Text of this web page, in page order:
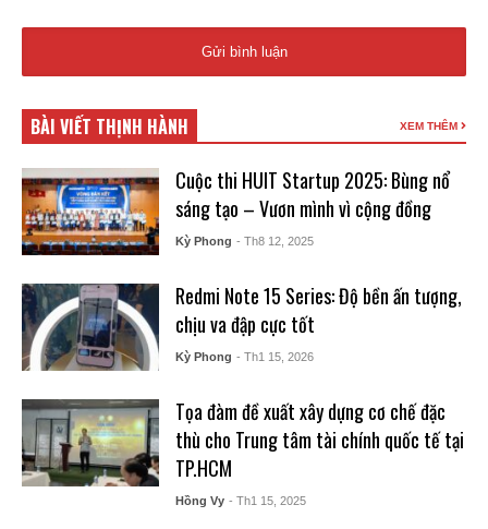
BÀI VIẾT THỊNH HÀNH XEM THÊM
Cuộc thi HUIT Startup 2025: Bùng nổ
sáng tạo – Vươn mình vì cộng đồng
Kỳ Phong - Th8 12, 2025
Redmi Note 15 Series: Độ bền ấn tượng,
chịu va đập cực tốt
Kỳ Phong - Th1 15, 2026
Tọa đàm đề xuất xây dựng cơ chế đặc
thù cho Trung tâm tài chính quốc tế tại
TP.HCM
Hồng Vy - Th1 15, 2025